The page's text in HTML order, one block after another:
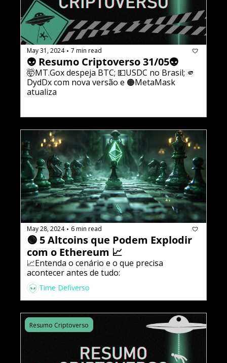
May 31, 2024 • 7 min read
👽 Resumo Criptoverso 31/05👽
🤯MT.Gox despeja BTC; 💵USDC no Brasil; 🫵
DydDx com nova versão e 🟠MetaMask
atualiza
May 28, 2024 • 6 min read
🟢 5 Altcoins que Podem Explodir
com o Ethereum 📈
📈Entenda o cenário e o que precisa
acontecer antes de tudo:
Time Defiverso
Resumo Criptoverso